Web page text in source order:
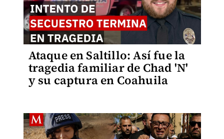
Ataque en Saltillo: Así fue la
tragedia familiar de Chad 'N'
y su captura en Coahuila